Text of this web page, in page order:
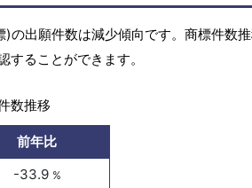
出願件数は減少傾向です。商標件数
ることができます。
数推移
前年比
-33.9 %